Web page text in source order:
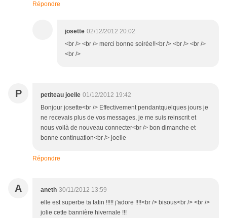
Répondre
josette 02/12/2012 20:02
<br /> <br /> merci bonne soirée!!<br /> <br /> <br />
<br />
P petiteau joelle 01/12/2012 19:42
Bonjour josette<br /> Effectivement pendantquelques jours je
ne recevais plus de vos messages, je me suis reinscrit et
nous voilà de nouveau connecter<br /> bon dimanche et
bonne continuation<br /> joelle
Répondre
A aneth 30/11/2012 13:59
elle est superbe ta tatin !!!!! j'adore !!!!<br /> bisous<br /> <br />
jolie cette bannière hivernale !!!